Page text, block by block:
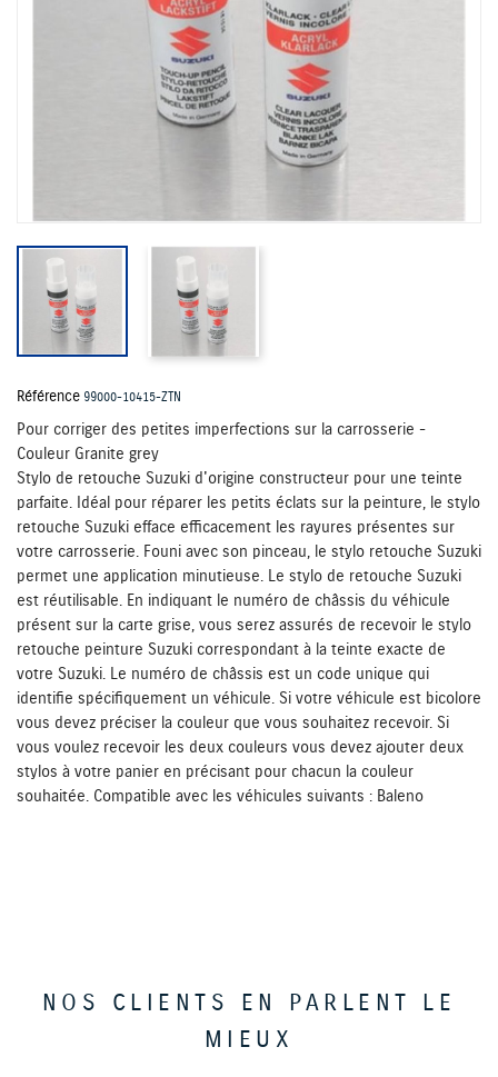
Référence 99000-10415-ZTN
Pour corriger des petites imperfections sur la carrosserie -
Couleur Granite grey
Stylo de retouche Suzuki d'origine constructeur pour une teinte
parfaite. Idéal pour réparer les petits éclats sur la peinture, le stylo
retouche Suzuki efface efficacement les rayures présentes sur
votre carrosserie. Founi avec son pinceau, le stylo retouche Suzuki
permet une application minutieuse. Le stylo de retouche Suzuki
est réutilisable. En indiquant le numéro de châssis du véhicule
présent sur la carte grise, vous serez assurés de recevoir le stylo
retouche peinture Suzuki correspondant à la teinte exacte de
votre Suzuki. Le numéro de châssis est un code unique qui
identifie spécifiquement un véhicule. Si votre véhicule est bicolore
vous devez préciser la couleur que vous souhaitez recevoir. Si
vous voulez recevoir les deux couleurs vous devez ajouter deux
stylos à votre panier en précisant pour chacun la couleur
souhaitée. Compatible avec les véhicules suivants : Baleno
NOS CLIENTS EN PARLENT LE
MIEUX